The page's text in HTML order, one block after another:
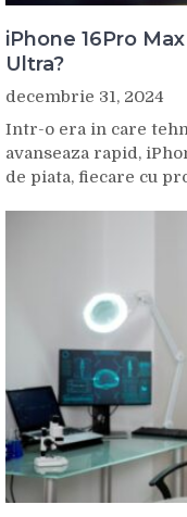
iPhone 16Pro
Ultra?
decembrie 31, 2024
Intr-o era in care
avanseaza rapid,
de piata, fiecare cu